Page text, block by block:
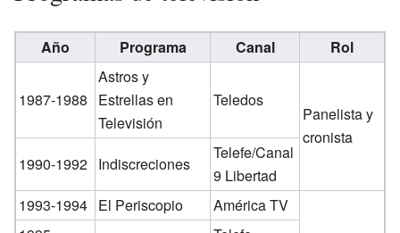
Año Programa Canal Rol
1987-1988
Astros y
Estrellas en
Televisión
Teledos
Panelista y
cronista
1990-1992 Indiscreciones
Telefe/Canal
9 Libertad
1993-1994 El Periscopio
América TV